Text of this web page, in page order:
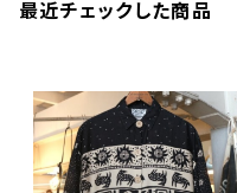
最近チェックした商品